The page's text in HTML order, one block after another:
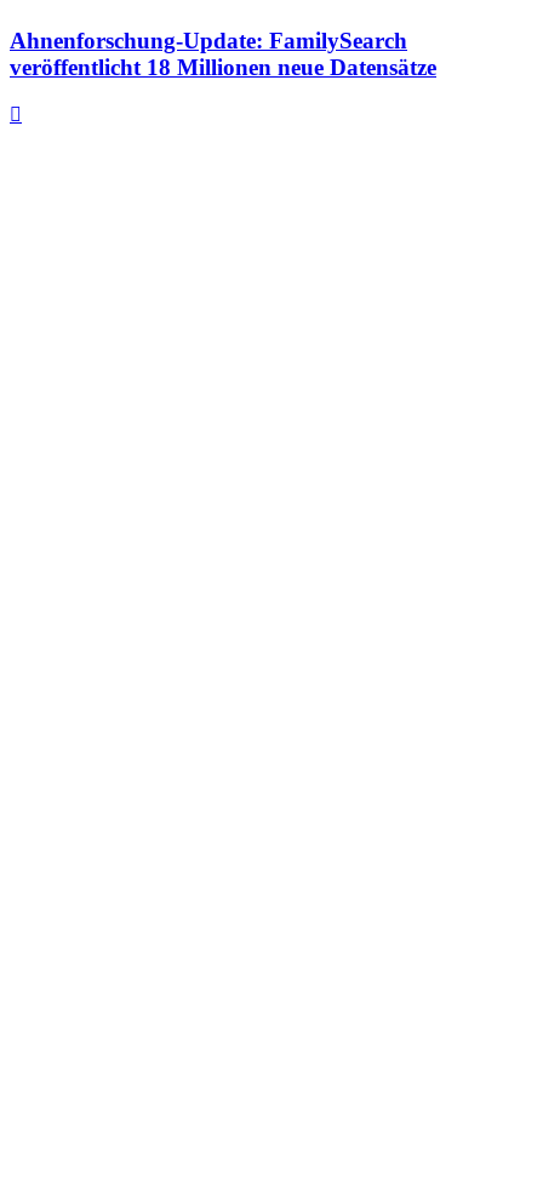
Ahnenforschung-Update: FamilySearch
veröffentlicht 18 Millionen neue Datensätze